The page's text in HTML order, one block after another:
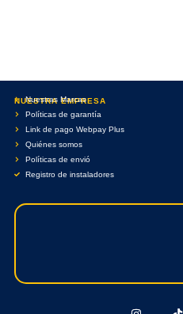
NUESTRA EMPRESA
Nuestras Marcas
Políticas de garantía
Link de pago Webpay Plus
Quiénes somos
Políticas de envió
Registro de instaladores